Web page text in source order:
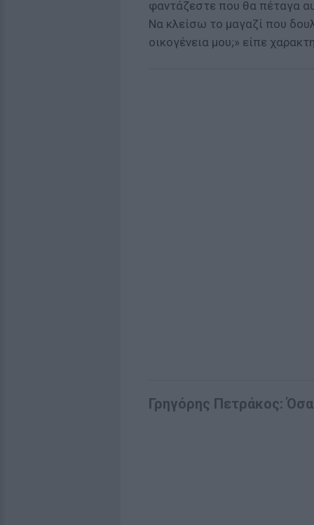
φαντάζεστε που θα πέταγα
Να κλείσω το μαγαζί που
οικογένεια μου;» είπε
Γρηγόρης Πετράκος: Όσα